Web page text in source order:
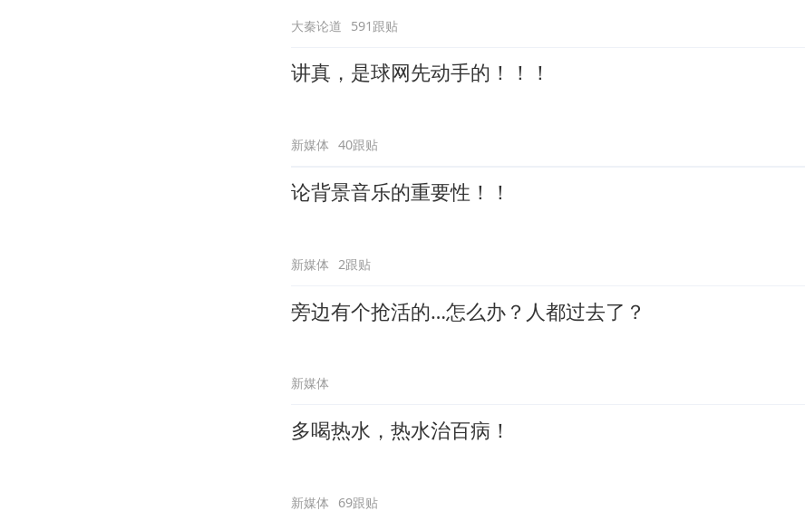
大秦论道 591跟贴
讲真，是球网先动手的！！！
新媒体 40跟贴
论背景音乐的重要性！！
新媒体 2跟贴
旁边有个抢活的…怎么办？人都过去了？
新媒体
多喝热水，热水治百病！
新媒体 69跟贴